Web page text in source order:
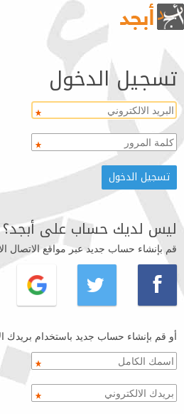
تسجيل الدخول
ليس لديك حساب على أبجد؟
قم بإنشاء حساب جديد عبر مواقع الاتصال
أو قم بإنشاء حساب جديد باستخدام بريدك